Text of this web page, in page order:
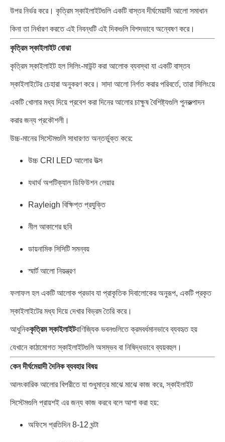
উপর নির্ভর করে। কৃত্রিম স্কাইলাইটগুলি একটি বাস্তব দীর্ঘমেয়াদী আলো সমাধান
কিনা তা নির্ধারণ করতে এই নিবন্ধটি এই দিকগুলি বিশদভাবে অন্বেষণ করে।
কৃত্রিম স্কাইলাইট বোঝা
কৃত্রিম স্কাইলাইট হল সিলিং-মাউন্ট করা আলোক ব্যবস্থা যা একটি বাস্তব
স্কাইলাইটের চেহারা অনুকরণ করে। সাদা আলো নির্গত করার পরিবর্তে, তারা সিলিংয়ে
একটি খোলার মধ্য দিয়ে প্রবেশ করা দিনের আলোর চাক্ষুষ বৈশিষ্ট্যগুলি পুনরুত্পাদন
করার জন্য প্রকৌশলী।
উচ্চ-মানের সিস্টেমগুলি সাধারণত অন্তর্ভুক্ত করে:
উচ্চ CRI LED আলোর উত্স
যথার্থ অপটিক্যাল ডিফিউশন লেয়ার
Rayleigh বিক্ষিপ্ত প্রযুক্তি
নীল আকাশের ছবি
ডায়নামিক সিসিটি সমন্বয়
স্মার্ট আলো নিয়ন্ত্রণ
ফলাফল হল একটি আলোক প্রভাব যা প্রাকৃতিক দিবালোকের অনুরূপ, একটি প্রকৃত
স্কাইলাইটের মধ্য দিয়ে দেখার বিভ্রম তৈরি করে।
আধুনিককৃত্রিম স্কাইলাইটবাণিজ্যিক ভবনগুলিতে ক্রমবর্ধমানভাবে ব্যবহৃত হয়
যেখানে কাঠামোগত স্কাইলাইটগুলি অসম্ভব বা নিষিদ্ধভাবে ব্যয়বহুল।
কেন দীর্ঘমেয়াদী দৈনিক ব্যবহার বিষয়
আলংকারিক আলোর বিপরীতে যা শুধুমাত্র মাঝে মাঝে কাজ করে, স্কাইলাইট
সিস্টেমগুলি প্রায়শই এর জন্য কাজ করবে বলে আশা করা হয়:
অফিসে প্রতিদিন 8-12 ঘন্টা